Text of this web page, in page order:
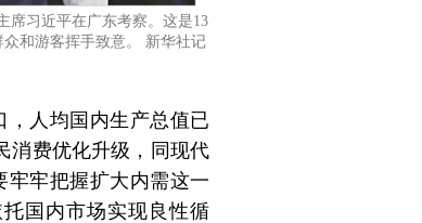
席习近平在广东考察。这是13
和游客挥手致意。 新华社记
，人均国内生产总值已
消费优化升级，同现代
牢牢把握扩大内需这一
国内市场实现良性循